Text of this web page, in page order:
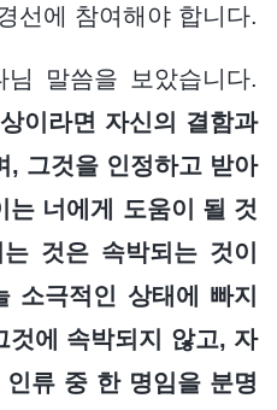
선에 참여해야 합니다.
말씀을 보았습니다.
이라면 자신의 결함과
, 그것을 인정하고 받아
너에게 도움이 될 것
것은 속박되는 것이
소극적인 상태에 빠지
것에 속박되지 않고, 자
류 중 한 명임을 분명